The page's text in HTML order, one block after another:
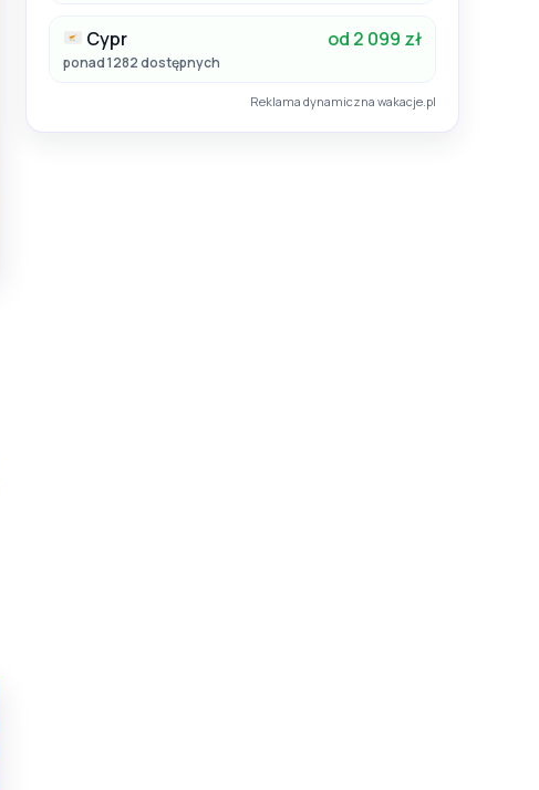
Cypr od 2 099 zł
ponad 1282 dostępnych
Reklama dynamiczna wakacje.pl